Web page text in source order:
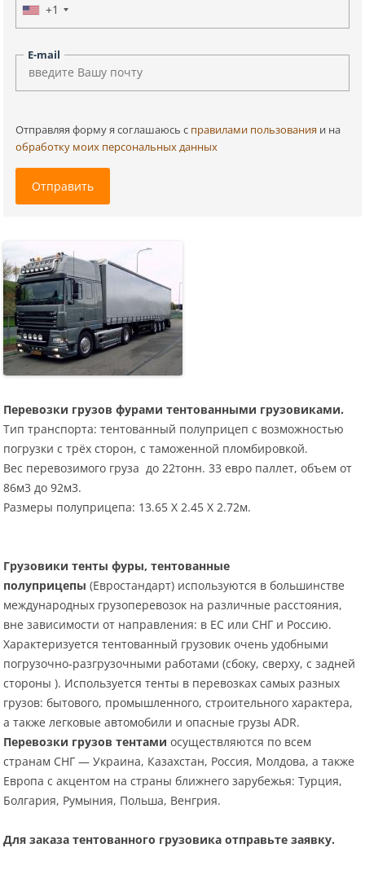
+1
E-mail
Отправляя форму я соглашаюсь c правилами пользования и на
обработку моих персональных данных
Отправить
Перевозки грузов фурами тентованными грузовиками.
Тип транспорта: тентованный полуприцеп с возможностью
погрузки с трёх сторон, с таможенной пломбировкой.
Вес перевозимого груза до 22тонн. 33 евро паллет, объем от
86м3 до 92м3.
Размеры полуприцепа: 13.65 Х 2.45 Х 2.72м.
Грузовики тенты фуры, тентованные
полуприцепы(Евростандарт) используются в большинстве
международных грузоперевозок на различные расстояния,
вне зависимости от направления: в ЕС или СНГ и Россию.
Характеризуется тентованный грузовик очень удобными
погрузочно-разгрузочными работами (сбоку, сверху, с задней
стороны ). Используется тенты в перевозках самых разных
грузов: бытового, промышленного, строительного характера,
а также легковые автомобили и опасные грузы ADR.
Перевозки грузов тентами осуществляются по всем
странам СНГ — Украина, Казахстан, Россия, Молдова, а также
Европа с акцентом на страны ближнего зарубежья: Турция,
Болгария, Румыния, Польша, Венгрия.
Для заказа тентованного грузовика отправьте заявку.